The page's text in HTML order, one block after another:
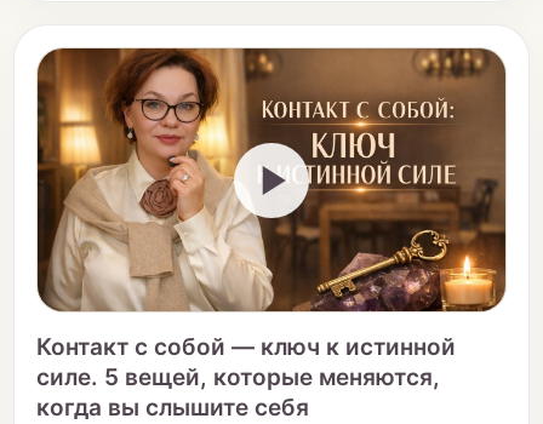
Контакт с собой — ключ к истинной
силе. 5 вещей, которые меняются,
когда вы слышите себя